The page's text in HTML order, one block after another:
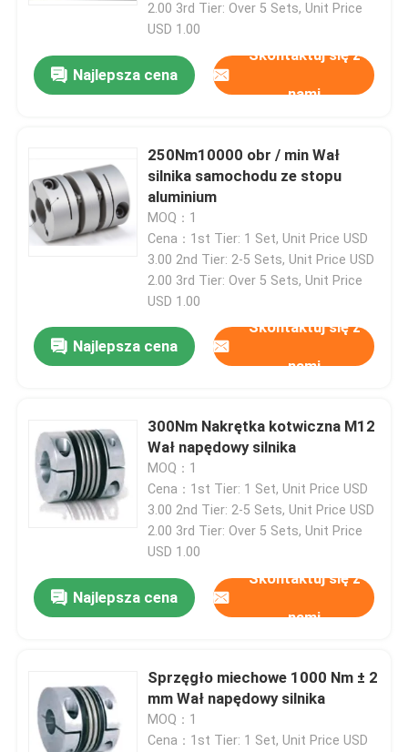
Zostaw wiadomość
Wzmocnij klimatyzator
Maszyna do kondycjonowania chłodziwa
Dynamometr hydrauliczny
2.00 3rd Tier: Over 5 Sets, Unit Price
USD 1.00
Najlepsza cena
Skontaktuj się z
nami
250Nm10000 obr / min Wał
silnika samochodu ze stopu
aluminium
MOQ：1
Cena：1st Tier: 1 Set, Unit Price USD
3.00 2nd Tier: 2-5 Sets, Unit Price USD
2.00 3rd Tier: Over 5 Sets, Unit Price
USD 1.00
Najlepsza cena
Skontaktuj się z
nami
300Nm Nakrętka kotwiczna M12
Wał napędowy silnika
MOQ：1
Cena：1st Tier: 1 Set, Unit Price USD
3.00 2nd Tier: 2-5 Sets, Unit Price USD
2.00 3rd Tier: Over 5 Sets, Unit Price
USD 1.00
Najlepsza cena
Skontaktuj się z
nami
Sprzęgło miechowe 1000 Nm ± 2
mm Wał napędowy silnika
MOQ：1
Cena：1st Tier: 1 Set, Unit Price USD